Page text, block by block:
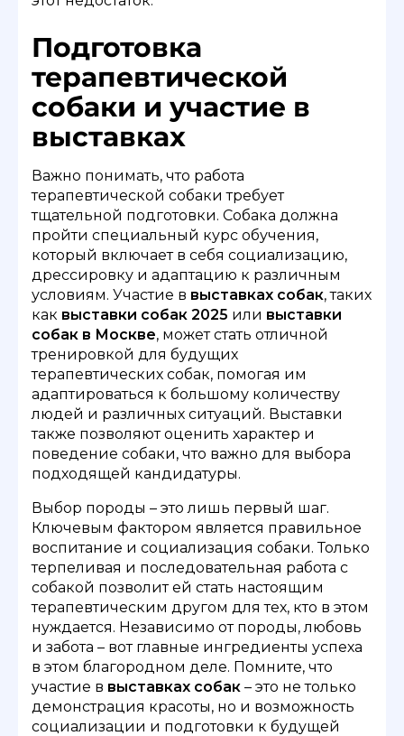
Подготовка
терапевтической
собаки и участие в
выставках
Важно понимать, что работа
терапевтической собаки требует
тщательной подготовки. Собака должна
пройти специальный курс обучения,
который включает в себя социализацию,
дрессировку и адаптацию к различным
условиям. Участие в выставках собак, таких
как выставки собак 2025 или выставки
собак в Москве, может стать отличной
тренировкой для будущих
терапевтических собак, помогая им
адаптироваться к большому количеству
людей и различных ситуаций. Выставки
также позволяют оценить характер и
поведение собаки, что важно для выбора
подходящей кандидатуры.
Выбор породы – это лишь первый шаг.
Ключевым фактором является правильное
воспитание и социализация собаки. Только
терпеливая и последовательная работа с
собакой позволит ей стать настоящим
терапевтическим другом для тех, кто в этом
нуждается. Независимо от породы, любовь
и забота – вот главные ингредиенты успеха
в этом благородном деле. Помните, что
участие в выставках собак – это не только
демонстрация красоты, но и возможность
социализации и подготовки к будущей